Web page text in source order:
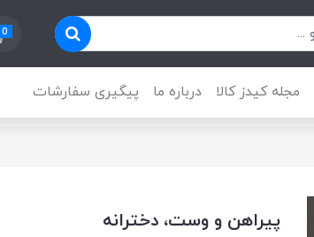
0
مجله کیدز کالا درباره ما پیگیری سفارشات
پیراهن و وست، دخترانه